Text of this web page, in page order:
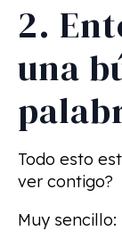
2.
una
Todo esto
ver contigo?
Muy sencillo: